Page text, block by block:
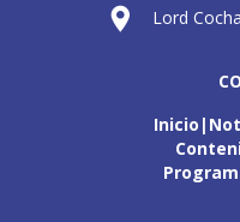
Lord
Inicio